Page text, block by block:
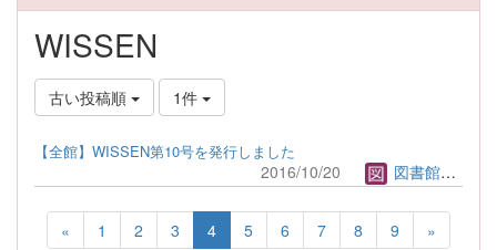
WISSEN
古い投稿順 1件
【全館】WISSEN第10号を発行しました
2016/10/20 図書館管理者
« 1 2 3 4 5 6 7 8 9 »